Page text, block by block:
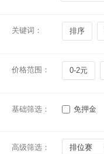
关键词： 排序
价格范围： 0-2元
基础筛选： 免押金
高级筛选： 排位赛